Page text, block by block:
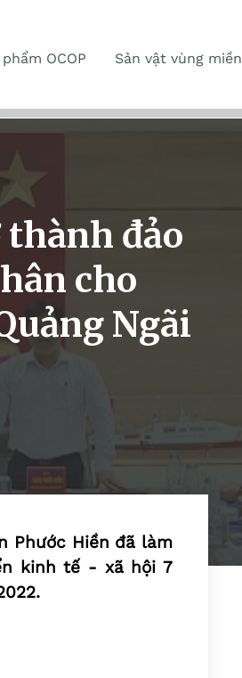
OCOP Sản vật vùng miền
thành đảo
cho
Ngãi
Phước Hiền đã làm
kinh tế - xã hội 7